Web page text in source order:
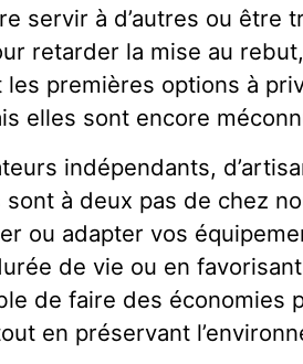
servir à d’autres ou être
retarder la mise au
premières options à
elles sont encore
indépendants,
à deux pas de chez
ou adapter vos
de vie ou en
de faire des économies
en préservant